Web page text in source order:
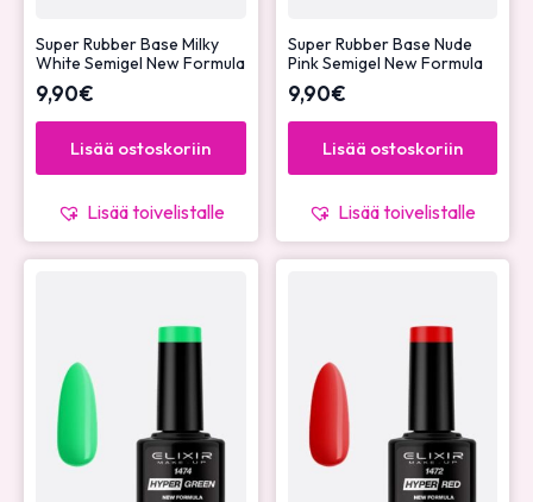
Super Rubber Base Milky
White Semigel New Formula
9,90€
Lisää ostoskoriin
Lisää toivelistalle
Super Rubber Base Nude
Pink Semigel New Formula
9,90€
Lisää ostoskoriin
Lisää toivelistalle